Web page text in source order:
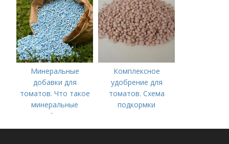
культуры
удобрения для
помидор
Минеральные
добавки для
томатов. Что такое
минеральные
удобрения
Комплексное
удобрение для
томатов. Схема
подкормки
рассады до сбора